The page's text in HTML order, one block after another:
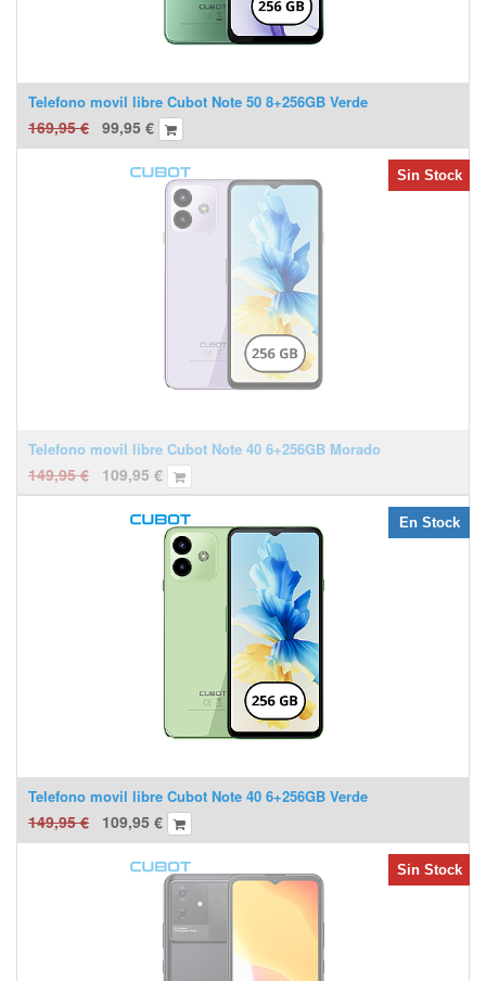
Telefono movil libre Cubot Note 50 8+256GB Verde
169,95€ 99,95 €
Telefono movil libre Cubot Note 40 6+256GB Morado
149,95€ 109,95 €
Sin Stock
Telefono movil libre Cubot Note 40 6+256GB Verde
149,95€ 109,95 €
En Stock
Sin Stock